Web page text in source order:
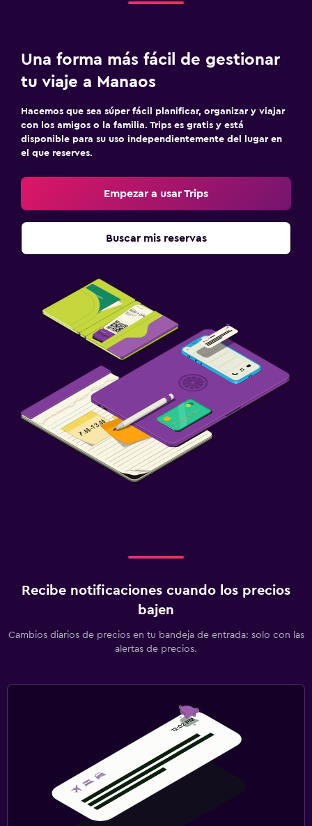
Una forma más fácil de gestionar
tu viaje a Manaos
Hacemos que sea súper fácil planificar, organizar y viajar
con los amigos o la familia. Trips es gratis y está
disponible para su uso independientemente del lugar en
el que reserves.
Empezar a usar Trips
Buscar mis reservas
Recibe notificaciones cuando los precios
bajen
Cambios diarios de precios en tu bandeja de entrada: solo con las
alertas de precios.